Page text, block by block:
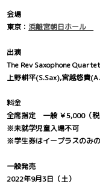
会場
東京： 浜離宮朝日ホール
出演
The Rev Saxophone Quartet
上野耕平(S.Sax),宮越悠貴
料金
全席指定 一般 ￥5,000（
※未就学児童入場不可
※学生券はイープラスのみの
一般発売
2022年9月3日（土）